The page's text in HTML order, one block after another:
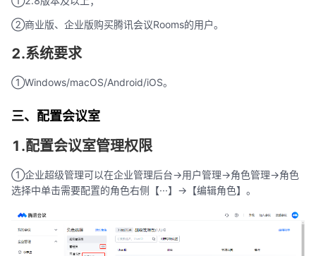
②商业版、企业版购买腾讯会议Rooms的用户。
2.系统要求
①Windows/macOS/Android/iOS。
三、配置会议室
1.配置会议室管理权限
①企业超级管理可以在企业管理后台->用户管理->角色管理->角色
选择中单击需要配置的角色右侧【···】->【编辑角色】。